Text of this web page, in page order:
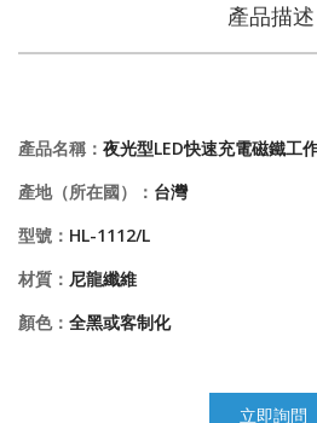
產品描述
產品名稱： 夜光型LED快速充電磁鐵工
產地（所在國）： 台灣
型號： HL-1112/L
材質： 尼龍纖維
顏色： 全黑或客制化
立即詢問